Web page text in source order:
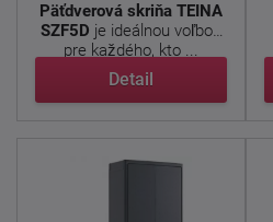
Päťdverová skriňa TEINA
SZF5D je ideálnou voľbou
pre každého, kto ...
Detail